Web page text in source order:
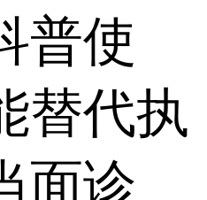
普使
替代执
面诊